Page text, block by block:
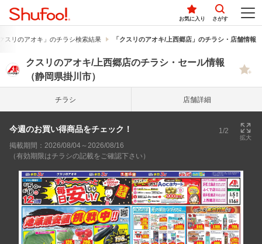
お気に入り さがす
スリのアオキ」のチラシ検索結果 「クスリのアオキ/上西郷店」のチラシ・店舗情報
クスリのアオキ/上西郷店のチラシ・セール情報
（静岡県掛川市）
チラシ 店舗詳細
今週のお買い得商品をチェック！ 1/2
拡大
掲載期間：2026/08/04～2026/08/16
（有効期限はチラシの記載をご確認下さい）